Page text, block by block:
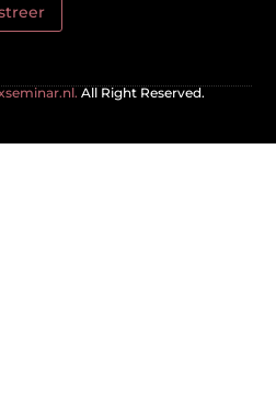
All Right Reserved.